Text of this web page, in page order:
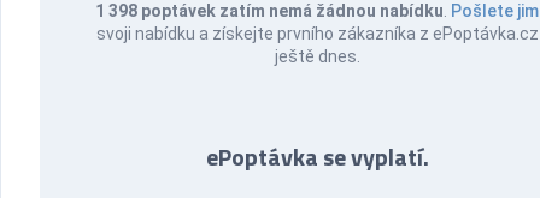
1 398 poptávek zatím nemá žádnou nabídku Pošlete jim
svoji nabídku a získejte prvního zákazníka z ePoptávka.cz
ještě dnes.
ePoptávka se vyplatí.